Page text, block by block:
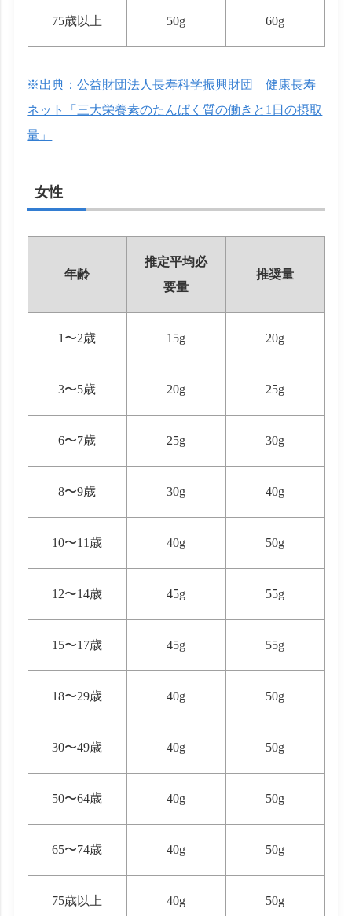
75歳以上 50g 60g
※出典：公益財団法人長寿科学振興財団 健康長寿
ネット「三大栄養素のたんぱく質の働きと1日の摂取
量」
女性
年齢
推定平均必
要量
推奨量
1〜2歳 15g 20g
3〜5歳 20g 25g
6〜7歳 25g 30g
8〜9歳 30g 40g
10〜11歳 40g 50g
12〜14歳 45g 55g
15〜17歳 45g 55g
18〜29歳 40g 50g
30〜49歳 40g 50g
50〜64歳 40g 50g
65〜74歳 40g 50g
75歳以上 40g 50g